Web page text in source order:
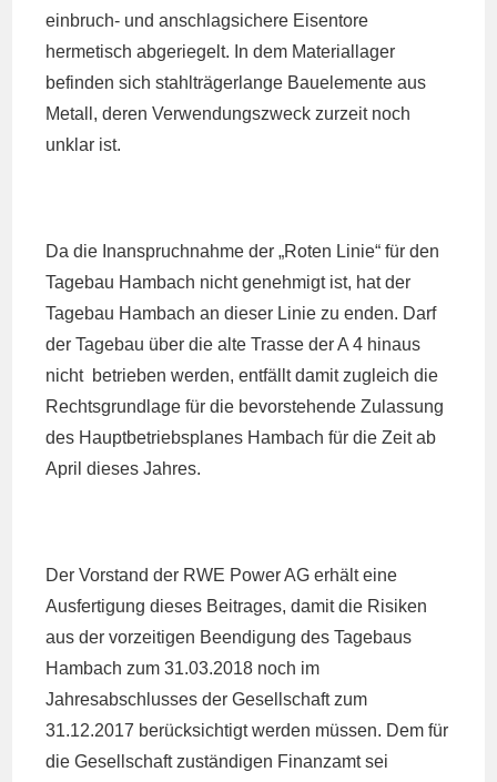
einbruch- und anschlagsichere Eisentore
hermetisch abgeriegelt. In dem Materiallager
befinden sich stahlträgerlange Bauelemente aus
Metall, deren Verwendungszweck zurzeit noch
unklar ist.
Da die Inanspruchnahme der „Roten Linie“ für den
Tagebau Hambach nicht genehmigt ist, hat der
Tagebau Hambach an dieser Linie zu enden. Darf
der Tagebau über die alte Trasse der A 4 hinaus
nicht betrieben werden, entfällt damit zugleich die
Rechtsgrundlage für die bevorstehende Zulassung
des Hauptbetriebsplanes Hambach für die Zeit ab
April dieses Jahres.
Der Vorstand der RWE Power AG erhält eine
Ausfertigung dieses Beitrages, damit die Risiken
aus der vorzeitigen Beendigung des Tagebaus
Hambach zum 31.03.2018 noch im
Jahresabschlusses der Gesellschaft zum
31.12.2017 berücksichtigt werden müssen. Dem für
die Gesellschaft zuständigen Finanzamt sei